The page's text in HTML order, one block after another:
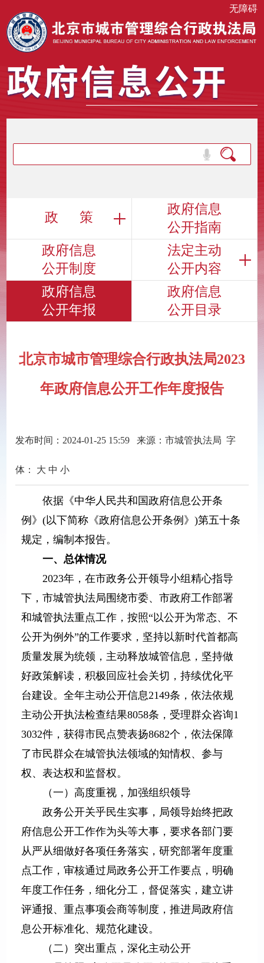
无障碍
政 策
政府信息
公开指南
政府信息
公开制度
法定主动
公开内容
政府信息
公开年报
政府信息
公开目录
北京市城市管理综合行政执法局2023
年政府信息公开工作年度报告
发布时间：2024-01-25 15:59 来源：市城管执法局 字
体： 大 中 小
依据《中华人民共和国政府信息公开条
例》(以下简称《政府信息公开条例》)第五十条
规定，编制本报告。
一、总体情况
2023年，在市政务公开领导小组精心指导
下，市城管执法局围绕市委、市政府工作部署
和城管执法重点工作，按照“以公开为常态、不
公开为例外”的工作要求，坚持以新时代首都高
质量发展为统领，主动释放城管信息，坚持做
好政策解读，积极回应社会关切，持续优化平
台建设。全年主动公开信息2149条，依法依规
主动公开执法检查结果8058条，受理群众咨询1
3032件，获得市民点赞表扬8682个，依法保障
了市民群众在城管执法领域的知情权、参与
权、表达权和监督权。
（一）高度重视，加强组织领导
政务公开关乎民生实事，局领导始终把政
府信息公开工作作为头等大事，要求各部门要
从严从细做好各项任务落实，研究部署年度重
点工作，审核通过局政务公开工作要点，明确
年度工作任务，细化分工，督促落实，建立讲
评通报、重点事项会商等制度，推进局政府信
息公开标准化、规范化建设。
（二）突出重点，深化主动公开